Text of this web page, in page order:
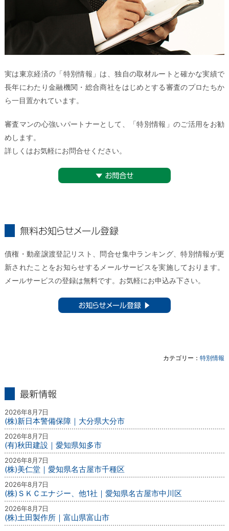
実は東京経済の「特別情報」は、独自の取材ルートと確かな実績で
長年にわたり金融機関・総合商社をはじめとする審査のプロたちか
ら一目置かれています。
審査マンの心強いパートナーとして、「特別情報」のご活用をお勧
めします。
詳しくはお気軽にお問合せください。
債権・動産譲渡登記リスト、問合せ集中ランキング、特別情報が更
新されたことをお知らせするメールサービスを実施しております。
メールサービスの登録は無料です。お気軽にお申込み下さい。
カテゴリー：特別情報
2026年8月7日
(株)新日本警備保障｜大分県大分市
2026年8月7日
(有)秋田建設｜愛知県知多市
2026年8月7日
(株)美仁堂｜愛知県名古屋市千種区
2026年8月7日
(株)ＳＫＣエナジー、他1社｜愛知県名古屋市中川区
2026年8月7日
(株)土田製作所｜富山県富山市